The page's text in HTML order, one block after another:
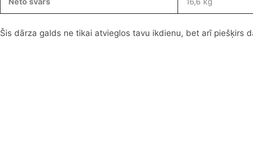
Šis dārza galds ne tikai atvieglos tavu ikdienu, bet arī piešķirs